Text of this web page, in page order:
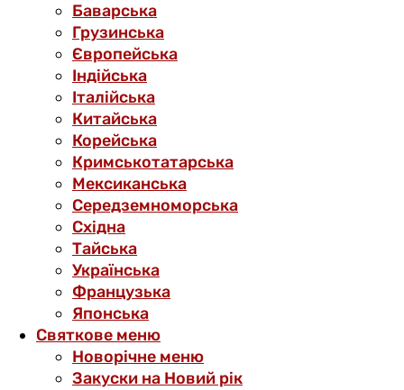
Баварська
Грузинська
Європейська
Індійська
Італійська
Китайська
Корейська
Кримськотатарська
Мексиканська
Середземноморська
Східна
Тайська
Українська
Французька
Японська
Святкове меню
Новорічне меню
Закуски на Новий рік